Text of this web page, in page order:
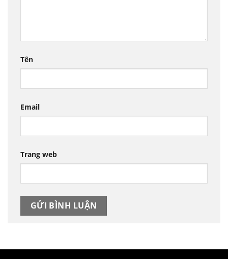
Tên
Email
Trang web